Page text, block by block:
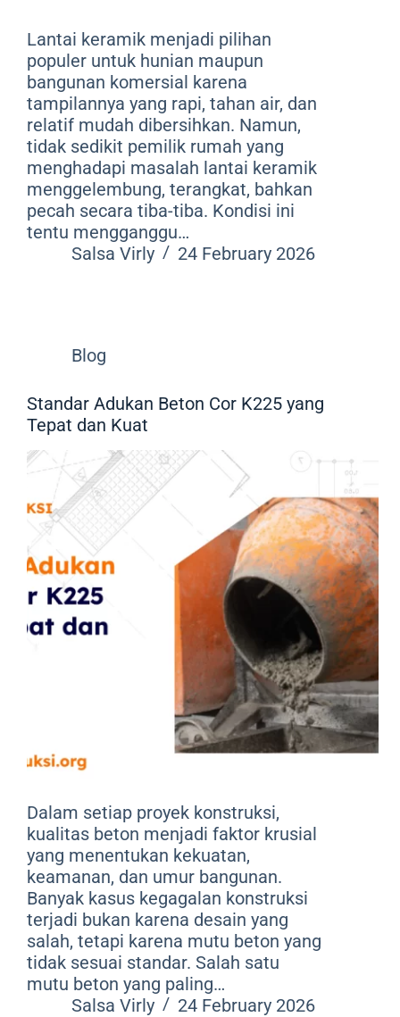
Lantai keramik menjadi pilihan
populer untuk hunian maupun
bangunan komersial karena
tampilannya yang rapi, tahan air, dan
relatif mudah dibersihkan. Namun,
tidak sedikit pemilik rumah yang
menghadapi masalah lantai keramik
menggelembung, terangkat, bahkan
pecah secara tiba-tiba. Kondisi ini
tentu mengganggu…
Salsa Virly
24 February 2026
Blog
Standar Adukan Beton Cor K225 yang
Tepat dan Kuat
Dalam setiap proyek konstruksi,
kualitas beton menjadi faktor krusial
yang menentukan kekuatan,
keamanan, dan umur bangunan.
Banyak kasus kegagalan konstruksi
terjadi bukan karena desain yang
salah, tetapi karena mutu beton yang
tidak sesuai standar. Salah satu
mutu beton yang paling…
Salsa Virly
24 February 2026